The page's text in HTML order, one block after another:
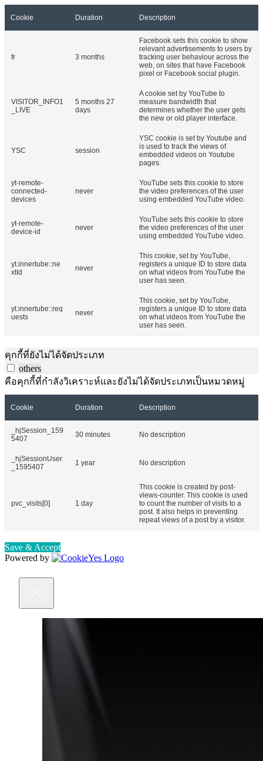
Cookie Duration Description
fr 3 months
Facebook sets this cookie to show
relevant advertisements to users by
tracking user behaviour across the
web, on sites that have Facebook
pixel or Facebook social plugin.
VISITOR_INFO1
_LIVE
5 months 27
days
A cookie set by YouTube to
measure bandwidth that
determines whether the user gets
the new or old player interface.
YSC session
YSC cookie is set by Youtube and
is used to track the views of
embedded videos on Youtube
pages.
yt-remote-
connected-
devices
never
YouTube sets this cookie to store
the video preferences of the user
using embedded YouTube video.
yt-remote-
device-id
never
YouTube sets this cookie to store
the video preferences of the user
using embedded YouTube video.
yt.innertube::ne
xtId
never
This cookie, set by YouTube,
registers a unique ID to store data
on what videos from YouTube the
user has seen.
yt.innertube::req
uests
never
This cookie, set by YouTube,
registers a unique ID to store data
on what videos from YouTube the
user has seen.
คุกกี้ที่ยังไม่ได้จัดประเภท
others
คือคุกกี้ที่กำลังวิเคราะห์และยังไม่ได้จัดประเภทเป็นหมวดหมู่
Cookie Duration Description
_hjSession_159
5407
30 minutes No description
_hjSessionUser
_1595407
1 year No description
pvc_visits[0] 1 day
This cookie is created by post-
views-counter. This cookie is used
to count the number of visits to a
post. It also helps in preventing
repeat views of a post by a visitor.
Save & Accept
Powered by